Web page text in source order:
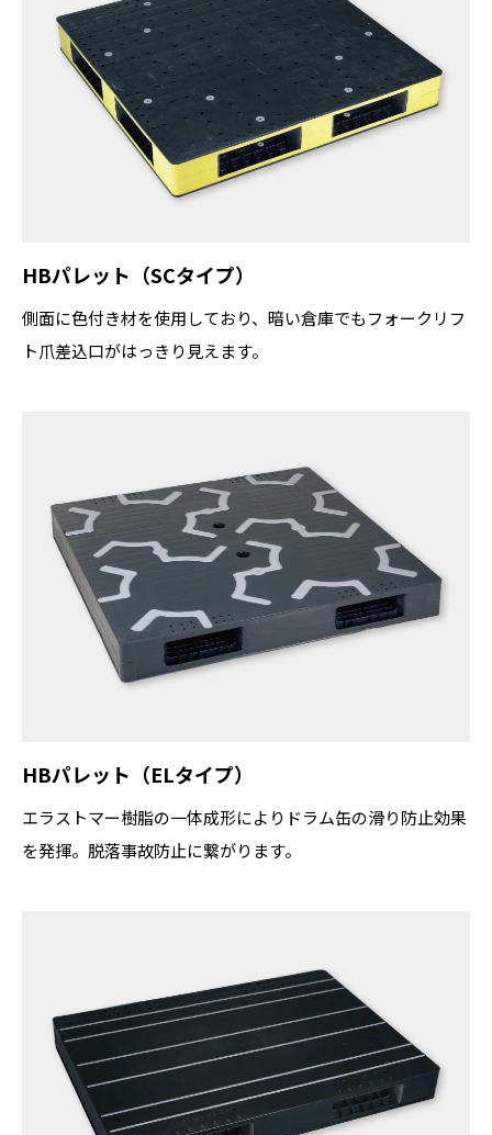
HBパレット（SCタイプ）
側面に色付き材を使用しており、暗い倉庫でもフォークリフ
ト爪差込口がはっきり見えます。
HBパレット（ELタイプ）
エラストマー樹脂の一体成形によりドラム缶の滑り防止効果
を発揮。脱落事故防止に繋がります。